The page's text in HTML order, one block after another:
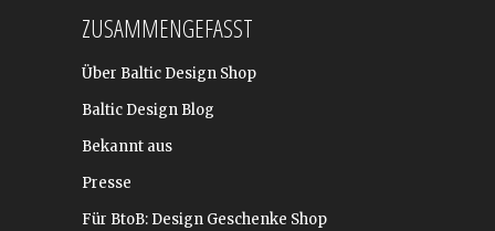
ZUSAMMENGEFASST
Über Baltic Design Shop
Baltic Design Blog
Bekannt aus
Presse
Für BtoB: Design Geschenke Shop